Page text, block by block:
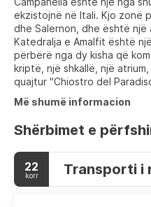
ekzistojnë në Itali. Kjo zonë
dhe Salernon, dhe është një
Katedralja e Amalfit është
përbërë nga dy kisha që
kriptë, një shkallë, një
quajtur "Chiostro del
Më shumë informacion
Shërbimet e
22
korr Transporti i